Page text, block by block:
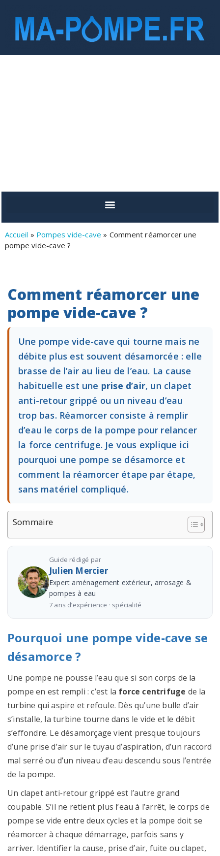
Accueil » Pompes vide-cave » Comment réamorcer une
pompe vide-cave ?
Comment réamorcer une
pompe vide-cave ?
Une pompe vide-cave qui tourne mais ne
débite plus est souvent désamorcée : elle
brasse de l’air au lieu de l’eau. La cause
habituelle est une prise d’air, un clapet
anti-retour grippé ou un niveau d’eau
trop bas. Réamorcer consiste à remplir
d’eau le corps de la pompe pour relancer
la force centrifuge. Je vous explique ici
pourquoi une pompe se désamorce et
comment la réamorcer étape par étape,
sans matériel compliqué.
Sommaire
Guide rédigé par
Julien Mercier
Expert aménagement extérieur, arrosage &
pompes à eau
7 ans d’expérience · spécialité
Pourquoi une pompe vide-cave se
désamorce ?
Une pompe ne pousse l’eau que si son corps de la
pompe en est rempli : c’est la force centrifuge de la
turbine qui aspire et refoule. Dès qu’une bulle d’air
s’installe, la turbine tourne dans le vide et le débit
s’effondre. Le désamorçage vient presque toujours
d’une prise d’air sur le tuyau d’aspiration, d’un raccord
mal serré ou d’un niveau d’eau descendu sous l’entrée
de la pompe.
Un clapet anti-retour grippé est l’autre grand
coupable. S’il ne retient plus l’eau à l’arrêt, le corps de
pompe se vide entre deux cycles et la pompe doit se
réamorcer à chaque démarrage, parfois sans y
arriver. Identifier la cause, prise d’air, fuite ou clapet,